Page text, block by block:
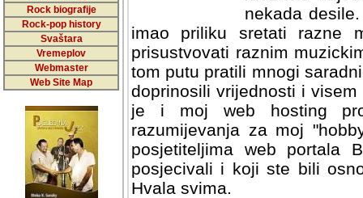
Rock biografije
Rock-pop history
Svaštara
Vremeplov
Webmaster
Web Site Map
nekada
imao priliku sretati razne
prisustvovati raznim
tom putu pratili mnogi
doprinosili vrijednosti i
je i moj web hosting
razumijevanja za moj
posjetiteljima web portala
posjecivali i koji ste bili
Hvala svima.